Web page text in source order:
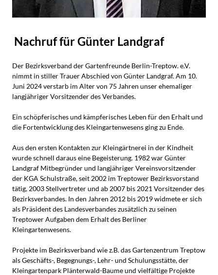
Nachruf für Günter Landgraf
Der Bezirksverband der Gartenfreunde Berlin-Treptow. e.V.
nimmt in stiller Trauer Abschied von Günter Landgraf. Am 10.
Juni 2024 verstarb im Alter von 75 Jahren unser ehemaliger
langjähriger Vorsitzender des Verbandes.
Ein schöpferisches und kämpferisches Leben für den Erhalt und
die Fortentwicklung des Kleingartenwesens ging zu Ende.
Aus den ersten Kontakten zur Kleingärtnerei in der Kindheit
wurde schnell daraus eine Begeisterung. 1982 war Günter
Landgraf Mitbegründer und langjähriger Vereinsvorsitzender
der KGA Schulstraße, seit 2002 im Treptower Bezirksvorstand
tätig, 2003 Stellvertreter und ab 2007 bis 2021 Vorsitzender des
Bezirksverbandes. In den Jahren 2012 bis 2019 widmete er sich
als Präsident des Landesverbandes zusätzlich zu seinen
Treptower Aufgaben dem Erhalt des Berliner
Kleingartenwesens.
Projekte im Bezirksverband wie z.B. das Gartenzentrum Treptow
als Geschäfts-, Begegnungs-, Lehr- und Schulungsstätte, der
Kleingartenpark Plänterwald-Baume und vielfältige Projekte